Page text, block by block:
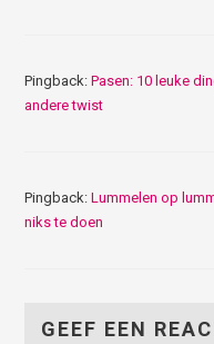
Pingback:Pasen: 10 leuke
andere twist
Pingback:Lummelen op
niks te doen
GEEF EEN